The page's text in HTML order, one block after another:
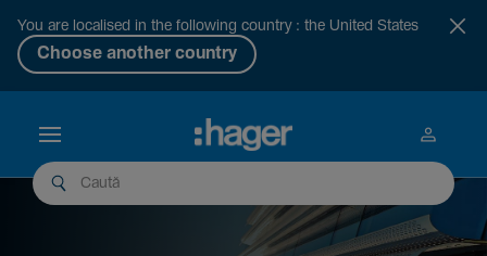
You are localised in the following country : the United States
Choose another country